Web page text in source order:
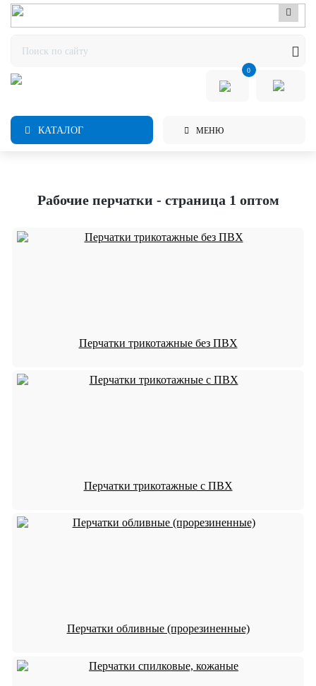
0
КАТАЛОГ МЕНЮ
Рабочие перчатки - страница 1 оптом
Перчатки трикотажные без ПВХ
Перчатки трикотажные с ПВХ
Перчатки обливные (прорезиненные)